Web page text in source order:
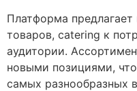
Платформа
товаров, catering к
аудитории.
новыми позициями,
самых разнообразных